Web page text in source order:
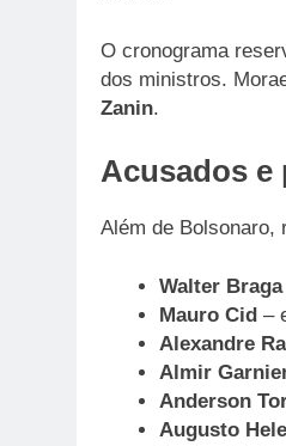
O cronograma
dos ministros.
Zanin.
Acusados e
Além de Bolsonaro,
Walter
Mauro Cid –
Alexandre
Almir
Anderson
Augusto